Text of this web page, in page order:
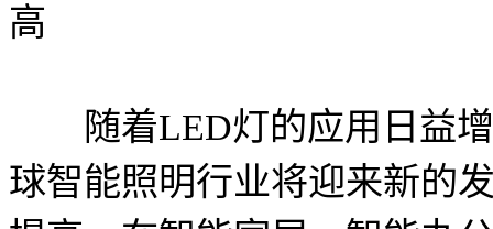
高
随着LED灯的应用日益增
球智能照明行业将迎来新的